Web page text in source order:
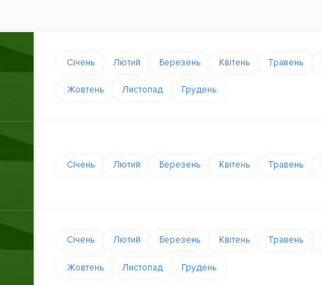
Січень Лютий Березень Квітень Травень
Жовтень Листопад Грудень
Січень Лютий Березень Квітень Травень
Січень Лютий Березень Квітень Травень
Жовтень Листопад Грудень